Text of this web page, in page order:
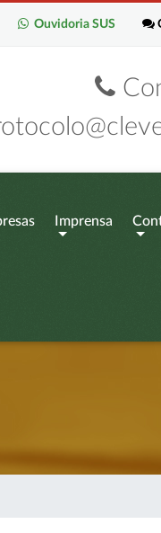
Ouvidoria SUS
Imprensa